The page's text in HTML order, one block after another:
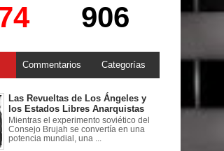
906
Commentarios Categorías
Las Revueltas de Los Ángeles y
los Estados Libres Anarquistas
Mientras el experimento soviético del
Consejo Brujah se convertía en una
potencia mundial, una ...